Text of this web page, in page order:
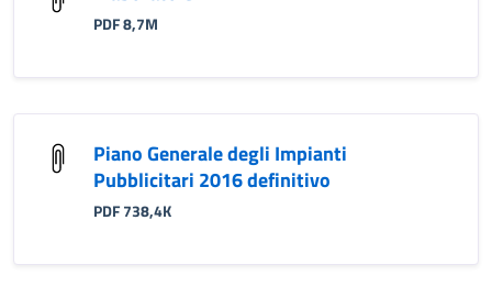
PDF 8,7M
Piano Generale degli Impianti
Pubblicitari 2016 definitivo
PDF 738,4K